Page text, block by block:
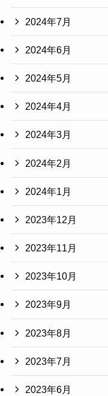
2024年7月
2024年6月
2024年5月
2024年4月
2024年3月
2024年2月
2024年1月
2023年12月
2023年11月
2023年10月
2023年9月
2023年8月
2023年7月
2023年6月